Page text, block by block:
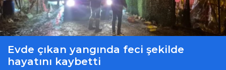
Evde çıkan yangında feci şekilde
hayatını kaybetti